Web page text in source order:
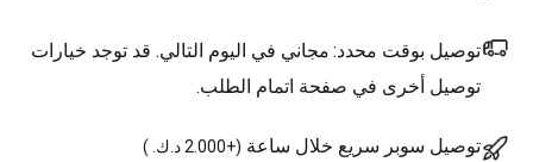
توصيل بوقت محدد: مجاني في اليوم التالي. قد توجد خيارات
توصيل أخرى في صفحة اتمام الطلب.
توصيل سوبر سريع خلال ساعة (+2.000 د.ك. )